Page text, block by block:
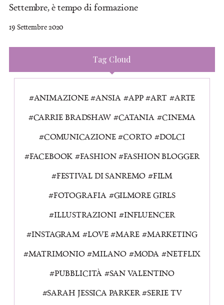
Settembre, è tempo di formazione
19 Settembre 2020
Tag Cloud
ANIMAZIONE ANSIA APP ART
ARTE
CARRIE BRADSHAW
CATANIA
CINEMA
COMUNICAZIONE
CORTO
DOLCI
FACEBOOK
FASHION
FASHION BLOGGER
FESTIVAL DI SANREMO
FILM
FOTOGRAFIA
GILMORE GIRLS
ILLUSTRAZIONI
INFLUENCER
INSTAGRAM
LOVE MARE
MARKETING
MATRIMONIO
MILANO MODA
NETFLIX
PUBBLICITÀ
SAN VALENTINO
SARAH JESSICA PARKER
SERIE TV